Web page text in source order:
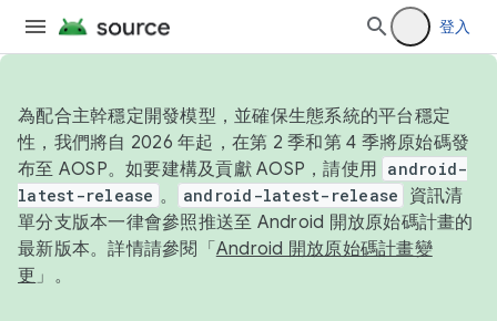
登入
為配合主幹穩定開發模型，並確保生態系統的平台穩定
性，我們將自 2026 年起，在第 2 季和第 4 季將原始碼發
布至 AOSP。如要建構及貢獻 AOSP，請使用 android-
latest-release 。 android-latest-release
資訊清
單分支版本一律會參照推送至 Android 開放原始碼計畫的
最新版本。詳情請參閱「 Android 開放原始碼計畫變
更 」。